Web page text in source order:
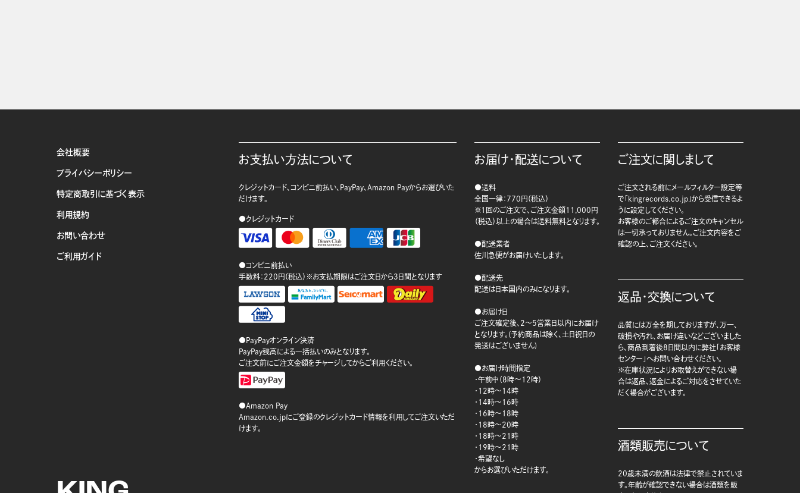
会社概要
プライバシーポリシー
特定商取引に基づく表示
利用規約
お問い合わせ
ご利用ガイド
お支払い方法について
クレジットカード、コンビニ前払い、PayPay、Amazon Payからお選びいた
だけます。
●クレジットカード
●コンビニ前払い
手数料：220円（税込）※お支払期限はご注文日から3日間となります
●PayPayオンライン決済
PayPay残高による一括払いのみとなります。
ご注文前にご注文金額をチャージしてからご利用ください。
●Amazon Pay
Amazon.co.jpにご登録のクレジットカード情報を利用してご注文いただ
けます。
お届け・配送について
●送料
全国一律：770円（税込）
※1回のご注文で、ご注文金額11,000円
（税込）以上の場合は送料無料となります。
●配送業者
佐川急便がお届けいたします。
●配送先
配送は日本国内のみになります。
●お届け日
ご注文確定後、2～5営業日以内にお届け
となります。(予約商品は除く、土日祝日の
発送はございません)
●お届け時間指定
・午前中（8時～12時）
・12時～14時
・14時～16時
・16時～18時
・18時～20時
・18時～21時
・19時～21時
・希望なし
からお選びいただけます。
ご注文に関しまして
ご注文される前にメールフィルター設定等
で「kingrecords.co.jp」から受信できるよ
うに設定してください。
お客様のご都合によるご注文のキャンセル
は一切承っておりません。ご注文内容をご
確認の上、ご注文ください。
返品・交換について
品質には万全を期しておりますが、万一、
破損や汚れ、お届け違いなどございました
ら、商品到着後8日間以内に弊社「お客様
センター」へお問い合わせください。
※在庫状況によりお取替えができない場
合は返品、返金によるご対応をさせていた
だく場合がございます。
酒類販売について
20歳未満の飲酒は法律で禁止されていま
す。年齢が確認できない場合は酒類を販